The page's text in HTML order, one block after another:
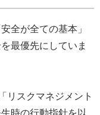
全が全ての基本」
最優先にしていま
リスクマネジメント
時の行動指針を以